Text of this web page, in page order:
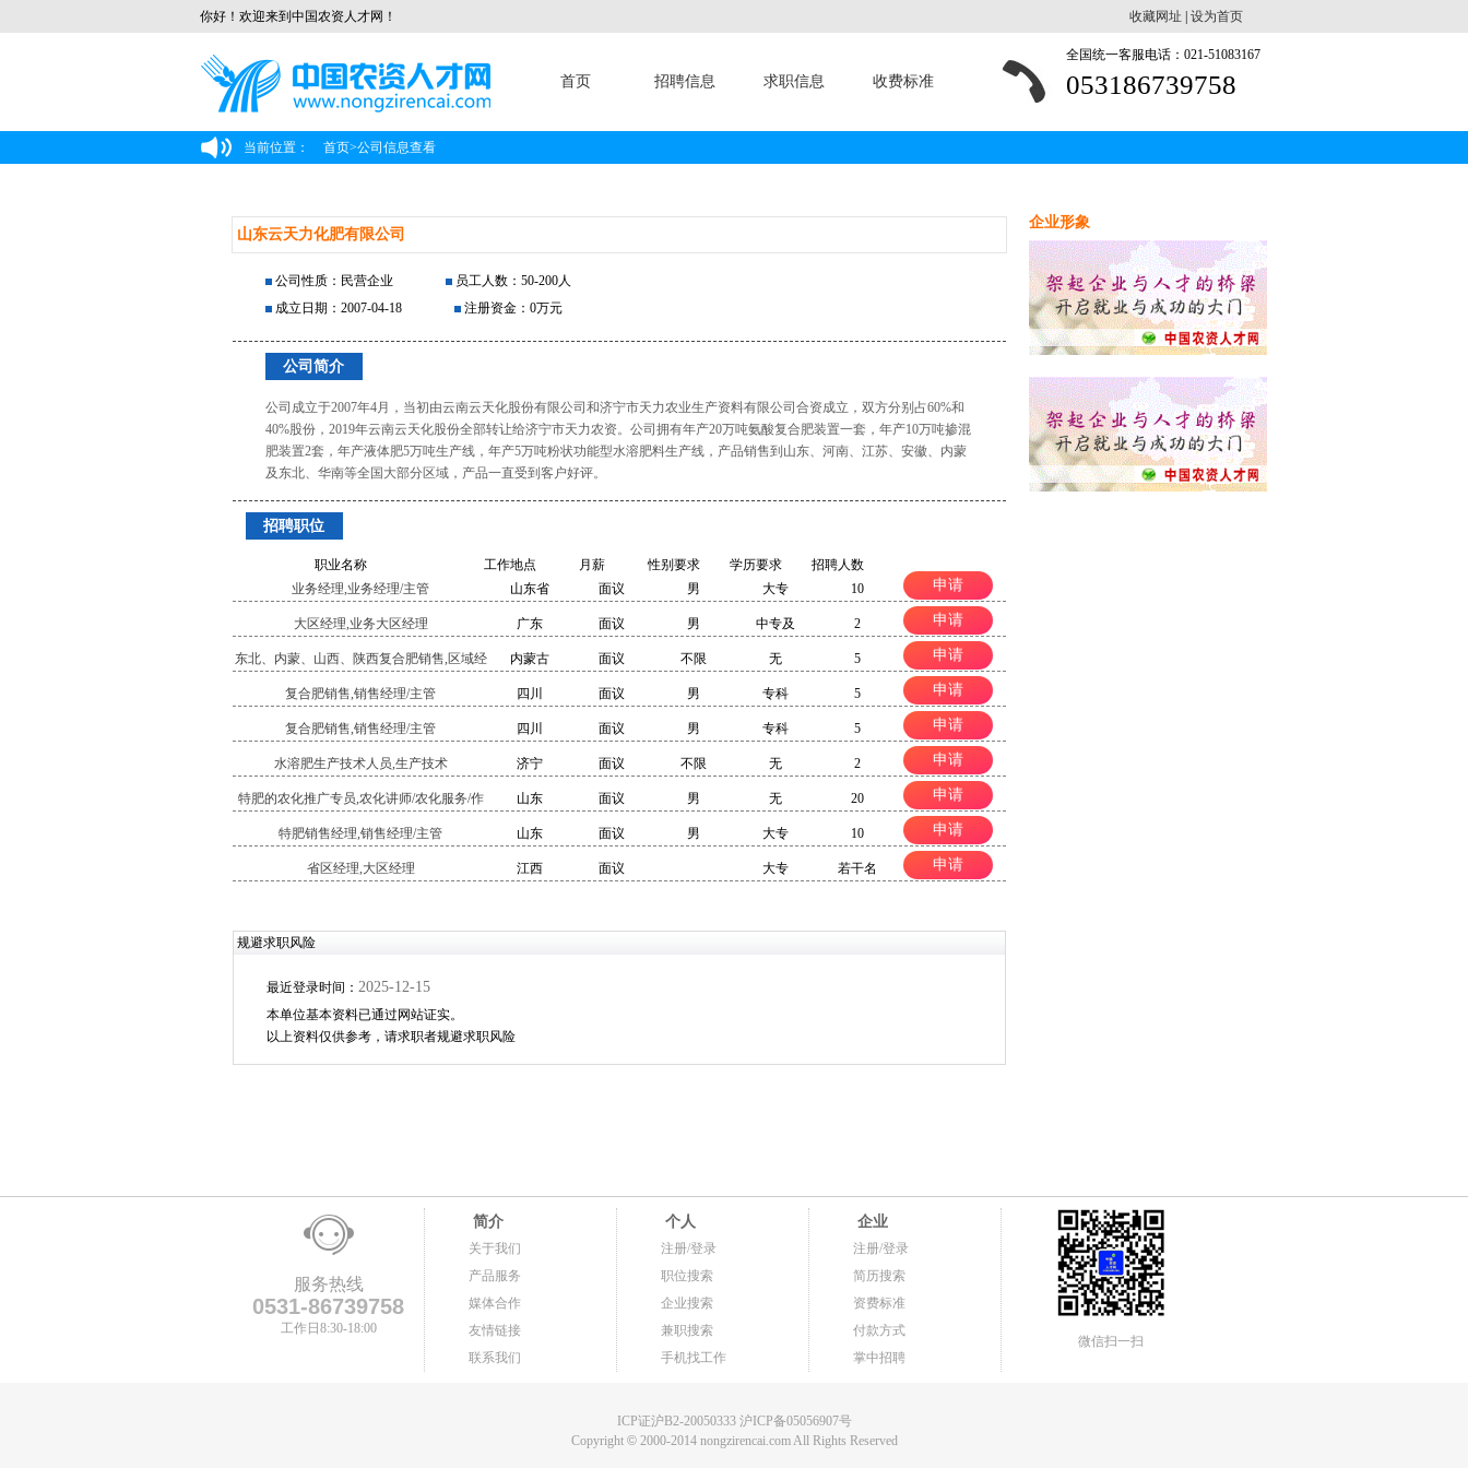
你好！欢迎来到中国农资人才网！ 收藏网址 设为首页
首页 招聘信息 求职信息 收费标准
全国统一客服电话：021-51083167
053186739758
当前位置： 首页>公司信息查看
山东云天力化肥有限公司
公司性质：民营企业
员工人数：50-200人
成立日期：2007-04-18
注册资金：0万元
公司简介
公司成立于2007年4月，当初由云南云天化股份有限公司和济宁市天力农业生产资料有限公司合资成立，双方分别占60%和
40%股份，2019年云南云天化股份全部转让给济宁市天力农资。公司拥有年产20万吨氨酸复合肥装置一套，年产10万吨掺混
肥装置2套，年产液体肥5万吨生产线，年产5万吨粉状功能型水溶肥料生产线，产品销售到山东、河南、江苏、安徽、内蒙
及东北、华南等全国大部分区域，产品一直受到客户好评。
招聘职位
职业名称 工作地点 月薪 性别要求 学历要求
招聘人数
业务经理,业务经理/主管
山东省 面议 男 大专 10 申请
大区经理,业务大区经理 广东 面议 男 中专及 2 申请
东北、内蒙、山西、陕西复合肥销售,区域经
内蒙古 面议 不限 无 5 申请
复合肥销售,销售经理/主管 四川 面议 男 专科 5 申请
复合肥销售,销售经理/主管 四川 面议 男 专科 5 申请
水溶肥生产技术人员,生产技术 济宁 面议 不限 无 2 申请
特肥的农化推广专员,农化讲师/农化服务/作
山东 面议 男 无 20 申请
特肥销售经理,销售经理/主管 山东 面议 男 大专 10 申请
省区经理,大区经理 江西 面议 大专 若干名 申请
规避求职风险
最近登录时间： 2025-12-15
本单位基本资料已通过网站证实。
以上资料仅供参考，请求职者规避求职风险
企业形象
服务热线
0531-86739758
工作日8:30-18:00
简介
关于我们
产品服务
媒体合作
友情链接
联系我们
个人
注册/登录
职位搜索
企业搜索
兼职搜索
手机找工作
企业
注册/登录
简历搜索
资费标准
付款方式
掌中招聘
微信扫一扫
ICP证沪B2-20050333 沪ICP备05056907号
Copyright© 2000-2014 nongzirencai.com All Rights Reserved